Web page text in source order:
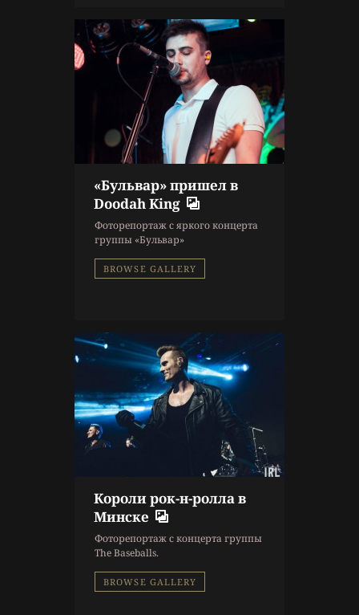
«Бульвар» пришел в
Doodah King
Фоторепортаж с яркого концерта
группы «Бульвар»
BROWSE GALLERY
10 г. назад
Концерт
Фоторепортаж
Короли рок-н-ролла в
Минске
Фоторепортаж с концерта группы
The Baseballs.
BROWSE GALLERY
10 г. назад
Re1ikt,Концерт